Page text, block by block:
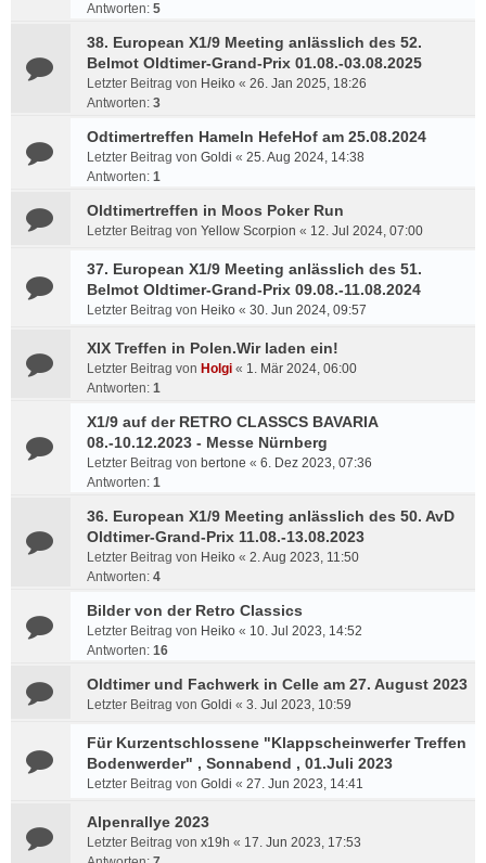
Antworten: 5
38. European X1/9 Meeting anlässlich des 52.
Belmot Oldtimer-Grand-Prix 01.08.-03.08.2025
Letzter Beitrag von Heiko « 26. Jan 2025, 18:26
Antworten: 3
Odtimertreffen Hameln HefeHof am 25.08.2024
Letzter Beitrag von Goldi « 25. Aug 2024, 14:38
Antworten: 1
Oldtimertreffen in Moos Poker Run
Letzter Beitrag von Yellow Scorpion « 12. Jul 2024, 07:00
37. European X1/9 Meeting anlässlich des 51.
Belmot Oldtimer-Grand-Prix 09.08.-11.08.2024
Letzter Beitrag von Heiko « 30. Jun 2024, 09:57
XIX Treffen in Polen.Wir laden ein!
Letzter Beitrag von Holgi « 1. Mär 2024, 06:00
Antworten: 1
X1/9 auf der RETRO CLASSCS BAVARIA
08.-10.12.2023 - Messe Nürnberg
Letzter Beitrag von bertone « 6. Dez 2023, 07:36
Antworten: 1
36. European X1/9 Meeting anlässlich des 50. AvD
Oldtimer-Grand-Prix 11.08.-13.08.2023
Letzter Beitrag von Heiko « 2. Aug 2023, 11:50
Antworten: 4
Bilder von der Retro Classics
Letzter Beitrag von Heiko « 10. Jul 2023, 14:52
Antworten: 16
Oldtimer und Fachwerk in Celle am 27. August 2023
Letzter Beitrag von Goldi « 3. Jul 2023, 10:59
Für Kurzentschlossene "Klappscheinwerfer Treffen
Bodenwerder" , Sonnabend , 01.Juli 2023
Letzter Beitrag von Goldi « 27. Jun 2023, 14:41
Alpenrallye 2023
Letzter Beitrag von x19h « 17. Jun 2023, 17:53